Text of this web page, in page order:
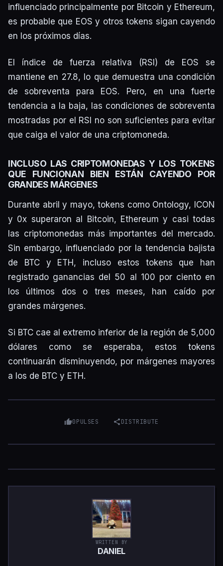
influenciado principalmente por Bitcoin y Ethereum,
es probable que EOS y otros tokens sigan cayendo
en los próximos días.
El índice de fuerza relativa (RSI) de EOS se
mantiene en 27.8, lo que demuestra una condición
de sobreventa para EOS. Pero, en una fuerte
tendencia a la baja, las condiciones de sobreventa
mostradas por el RSI no son suficientes para evitar
que caiga el valor de una criptomoneda.
INCLUSO LAS CRIPTOMONEDAS Y LOS TOKENS
QUE FUNCIONAN BIEN ESTÁN CAYENDO POR
GRANDES MÁRGENES
Durante abril y mayo, tokens como Ontology, ICON
y 0x superaron al Bitcoin, Ethereum y casi todas
las criptomonedas más importantes del mercado.
Sin embargo, influenciado por la tendencia bajista
de BTC y ETH, incluso estos tokens que han
registrado ganancias del 50 al 100 por ciento en
los últimos dos o tres meses, han caído por
grandes márgenes.
Si BTC cae al extremo inferior de la región de 5,000
dólares como se esperaba, estos tokens
continuarán disminuyendo, por márgenes mayores
a los de BTC y ETH.
0PULSES DISTRIBUTE
WRITTEN BY
DANIEL